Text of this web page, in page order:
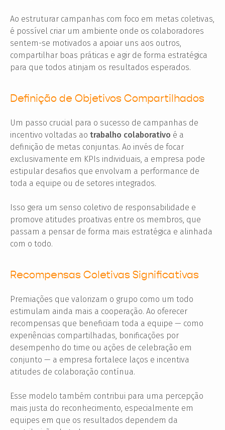
Ao estruturar campanhas com foco em metas coletivas,
é possível criar um ambiente onde os colaboradores
sentem-se motivados a apoiar uns aos outros,
compartilhar boas práticas e agir de forma estratégica
para que todos atinjam os resultados esperados.
Definição de Objetivos Compartilhados
Um passo crucial para o sucesso de campanhas de
incentivo voltadas ao trabalho colaborativo é a
definição de metas conjuntas. Ao invés de focar
exclusivamente em KPIs individuais, a empresa pode
estipular desafios que envolvam a performance de
toda a equipe ou de setores integrados.
Isso gera um senso coletivo de responsabilidade e
promove atitudes proativas entre os membros, que
passam a pensar de forma mais estratégica e alinhada
com o todo.
Recompensas Coletivas Significativas
Premiações que valorizam o grupo como um todo
estimulam ainda mais a cooperação. Ao oferecer
recompensas que beneficiam toda a equipe — como
experiências compartilhadas, bonificações por
desempenho do time ou ações de celebração em
conjunto — a empresa fortalece laços e incentiva
atitudes de colaboração contínua.
Esse modelo também contribui para uma percepção
mais justa do reconhecimento, especialmente em
equipes em que os resultados dependem da